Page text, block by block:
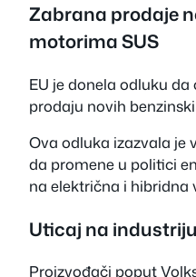
Zabrana prodaje
motorima SUS
EU je donela odluku
prodaju novih
Ova odluka izazvala je
da promene u politici
na električna i hibridna
Uticaj na industriju
Proizvođači poput